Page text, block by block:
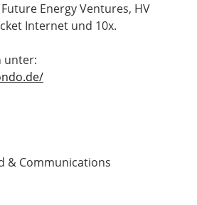
Energy Ventures, HV
Internet und 10x.
unter:
& Communications